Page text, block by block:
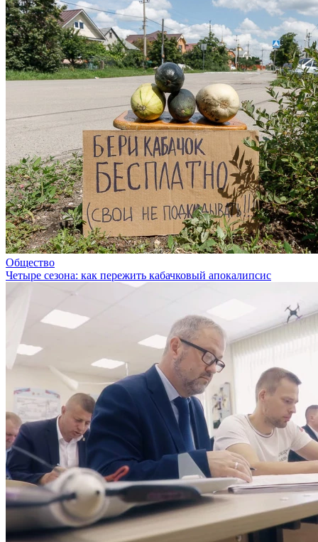
Общество
Четыре сезона: как пережить кабачковый апокалипсис